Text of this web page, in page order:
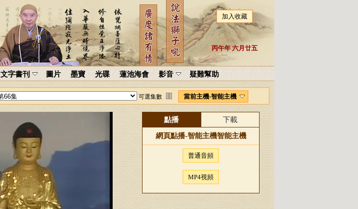
加入收藏
丙午年 六月廿五
文字書刊 圖片 墨寶 光碟 蓮池海會 影音 疑難幫助
可選集數 當前主機-智能主機
點播 下載
網頁點播-智能主機智能主機
普通音頻
MP4視頻